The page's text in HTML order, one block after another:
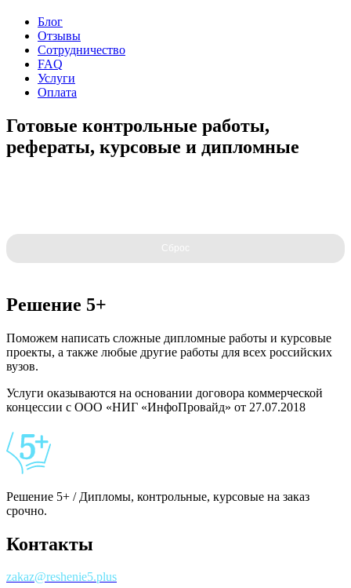
Блог
Отзывы
Сотрудничество
FAQ
Услуги
Оплата
Готовые контрольные работы,
рефераты, курсовые и дипломные
Сброс
Решение 5+
Поможем написать сложные дипломные работы и курсовые
проекты, а также любые другие работы для всех российских
вузов.
Услуги оказываются на основании договора коммерческой
концессии с ООО «НИГ «ИнфоПровайд» от 27.07.2018
Решение 5+ / Дипломы, контрольные, курсовые на заказ
срочно.
Контакты
zakaz@reshenie5.plus